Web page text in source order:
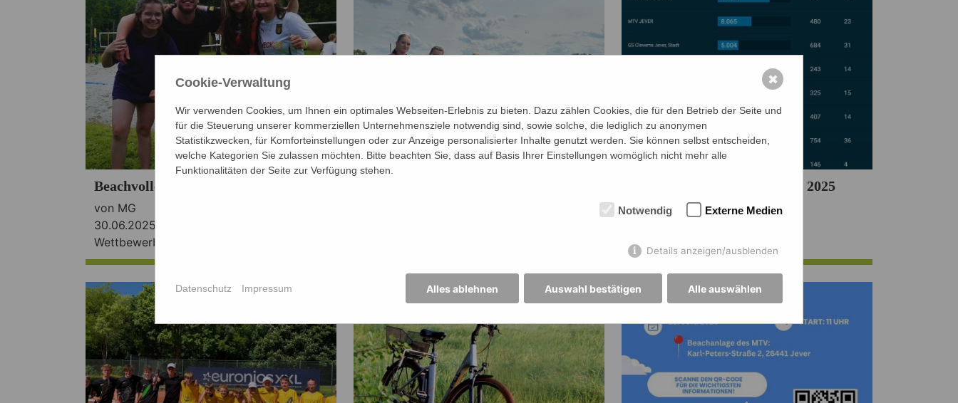
Beachvolleyball-Turnier 2025
von MG
30.06.2025 ·
Wettbewerbe
Ergebnisse vom Stadtradeln 2025
von Herr Toben
Wettbewerbe
Cookie-Verwaltung
Wir verwenden Cookies, um Ihnen ein optimales Webseiten-Erlebnis zu bieten. Dazu zählen Cookies, die für den Betrieb der Seite und
für die Steuerung unserer kommerziellen Unternehmensziele notwendig sind, sowie solche, die lediglich zu anonymen
Statistikzwecken, für Komforteinstellungen oder zur Anzeige personalisierter Inhalte genutzt werden. Sie können selbst entscheiden,
welche Kategorien Sie zulassen möchten. Bitte beachten Sie, dass auf Basis Ihrer Einstellungen womöglich nicht mehr alle
Funktionalitäten der Seite zur Verfügung stehen.
Notwendig Externe Medien
Details anzeigen/ausblenden
Alles ablehnen Auswahl bestätigen Alle auswählen
Datenschutz Impressum
✖